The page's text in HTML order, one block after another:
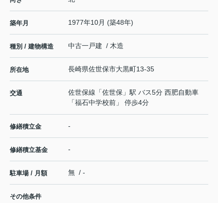
築年月 1977年10月 (築48年)
種別 / 建物構造 中古一戸建 / 木造
所在地 長崎県佐世保市大黒町13-35
交通 佐世保線 「佐世保 」駅 バス5分 西肥自動車
「福石中学校前」 停歩4分
修繕積立金 -
修繕積立基金 -
駐車場 / 月額 無 / -
その他条件